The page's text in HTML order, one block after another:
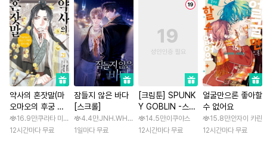
약사의 혼잣말(마
오마오의 후궁 수
수께끼 풀이수첩)
16.9만쿠라타 미노지 / 휴우가 나츠
12시간마다 무료
잠들지 않은 바다
[스크롤]
4.4만JNH.WH Studio / Lasso
1일마다 무료
[크림툰] SPUNK
Y GOBLIN -스펑
키 고블린- [스크
롤]
14.5만이쿠야스
12시간마다 무료
얼굴만으론 좋아할
수 없어요
15.8만안자이 카린
12시간마다 무료